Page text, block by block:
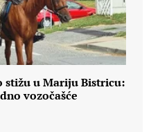
stižu u Mariju Bistricu:
vozočašće